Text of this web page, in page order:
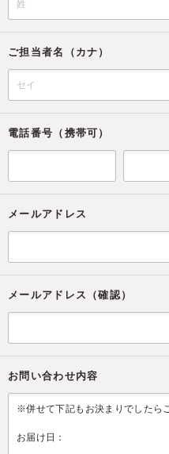
ご担当者名（カナ）
電話番号（携帯可）
メールアドレス
メールアドレス（確認）
お問い合わせ内容